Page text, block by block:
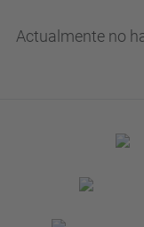
Actualmente no